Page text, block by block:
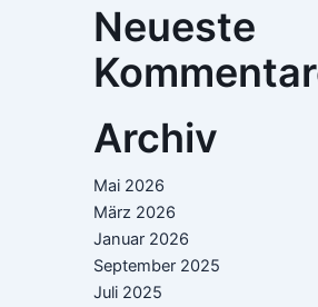
Neueste
Archiv
Mai 2026
März 2026
Januar 2026
September 2025
Juli 2025